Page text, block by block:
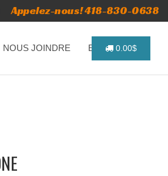
Appelez-nous! 418-830-0638
NOUS JOINDRE ENGLISH
0.00$